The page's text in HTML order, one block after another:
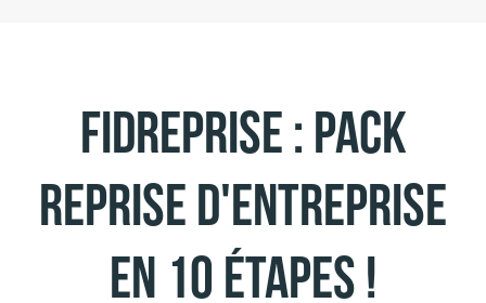
FIDREPRISE : Pack
reprise d'entreprise
en 10 étapes !